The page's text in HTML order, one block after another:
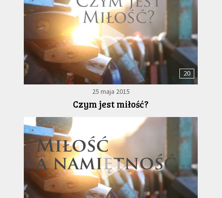
20
25 maja 2015
Czym jest miłość?